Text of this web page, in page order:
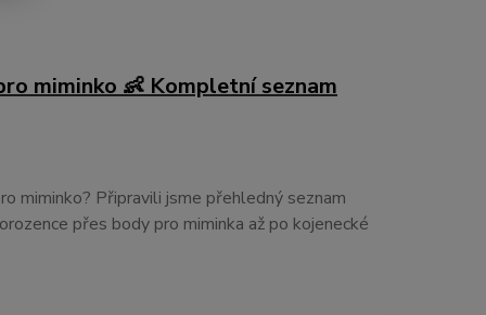
miminko 👶 Kompletní seznam
miminko? Připravili jsme přehledný seznam
přes body pro miminka až po kojenecké